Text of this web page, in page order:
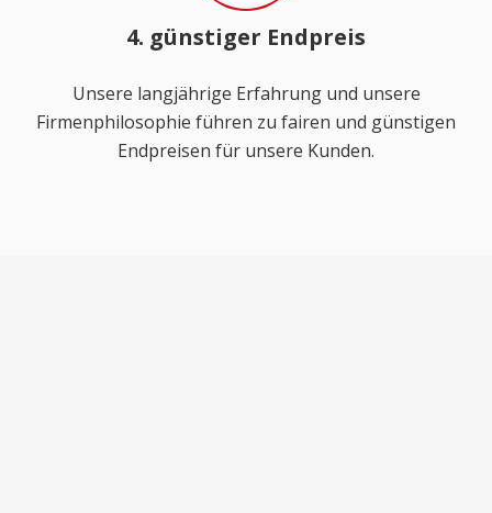
4. günstiger Endpreis
Unsere langjährige Erfahrung und unsere
Firmenphilosophie führen zu fairen und günstigen
Endpreisen für unsere Kunden.